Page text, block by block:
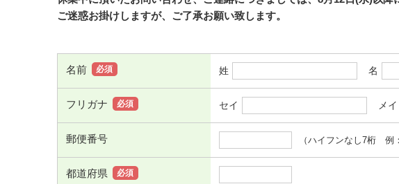
ご迷惑お掛けしますが、ご了承お願い致します。